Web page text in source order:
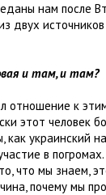
нам после
двух
и там, и там?
отношение к
этот человек
как украинский
в
что мы знаем,
почему мы